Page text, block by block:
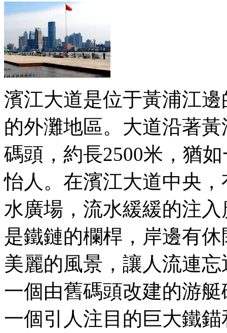
濱江大道是位于黃浦江
的外灘地區。大道沿著
碼頭，約長2500米，猶
怡人。在濱江大道中央
水廣場，流水緩緩的注
是鐵鏈的欄桿，岸邊有
美麗的風景，讓人流連
一個由舊碼頭改建的游
一個引人注目的巨大鐵